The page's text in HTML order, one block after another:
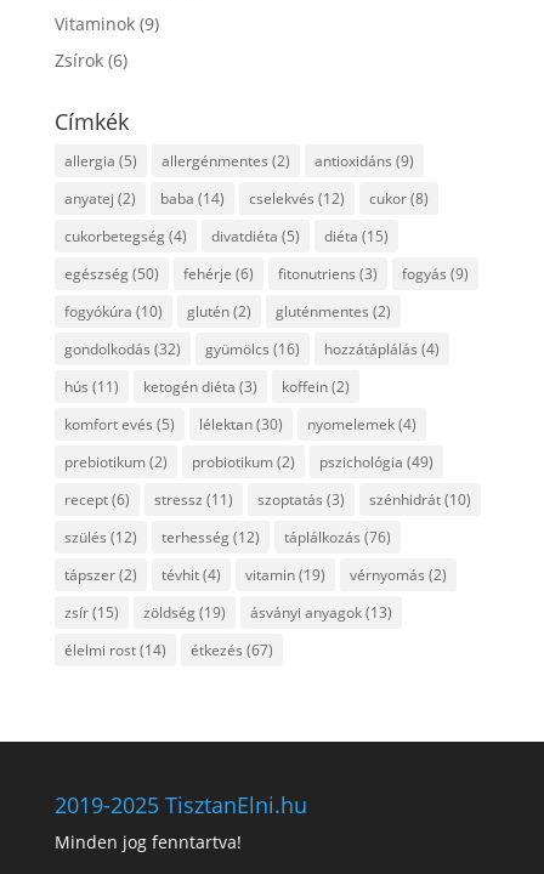
Vitaminok(9)
Zsírok(6)
Címkék
allergia (5) allergénmentes (2) antioxidáns (9)
anyatej (2) baba (14) cselekvés (12) cukor(8)
cukorbetegség(4) divatdiéta (5) diéta (15)
egészség(50) fehérje (6) fitonutriens (3) fogyás (9)
fogyókúra (10) glutén(2) gluténmentes (2)
gondolkodás (32) gyümölcs (16) hozzátáplálás (4)
hús (11) ketogén diéta (3) koffein(2)
komfort evés (5) lélektan(30) nyomelemek(4)
prebiotikum(2) probiotikum(2) pszichológia (49)
recept(6) stressz (11) szoptatás (3) szénhidrát(10)
szülés (12) terhesség(12) táplálkozás (76)
tápszer(2) tévhit(4) vitamin(19) vérnyomás (2)
zsír(15) zöldség(19) ásványi anyagok(13)
élelmi rost(14) étkezés (67)
2019-2025 TisztanElni.hu
Minden jog fenntartva!